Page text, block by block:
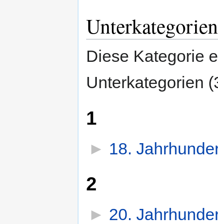
Unterkategorien
Diese Kategorie
Unterkategorien
1
► 18.
2
► 20.